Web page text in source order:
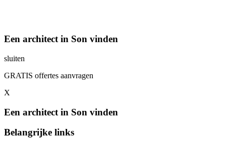
Een architect in Son vinden
sluiten
GRATIS offertes aanvragen
X
Een architect in Son vinden
Belangrijke links